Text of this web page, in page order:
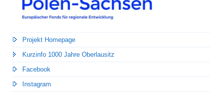
Projekt Homepage
Kurzinfo 1000 Jahre Oberlausitz
Facebook
Instagram